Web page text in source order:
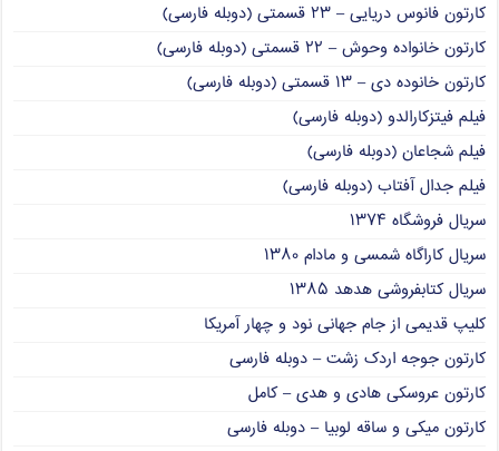
کارتون فانوس دریایی – ۲۳ قسمتی (دوبله فارسی)
کارتون خانواده وحوش – ۲۲ قسمتی (دوبله فارسی)
کارتون خانوده دی – ۱۳ قسمتی (دوبله فارسی)
فیلم فیتزکارالدو (دوبله فارسی)
فیلم شجاعان (دوبله فارسی)
فیلم جدال آفتاب (دوبله فارسی)
سریال فروشگاه ۱۳۷۴
سریال کاراگاه شمسی و مادام ۱۳۸۰
سریال کتابفروشی هدهد ۱۳۸۵
کلیپ قدیمی از جام جهانی نود و چهار آمریکا
کارتون جوجه اردک زشت – دوبله فارسی
کارتون عروسکی هادی و هدی – کامل
کارتون میکی و ساقه لوبیا – دوبله فارسی